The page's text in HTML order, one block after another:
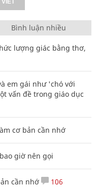
Bình luận nhiều
lượng giác bằng thơ,
em gái như 'chó với
vấn đề trong giáo dục
cơ bản cần nhớ
giờ nên gọi
cần nhớ 106